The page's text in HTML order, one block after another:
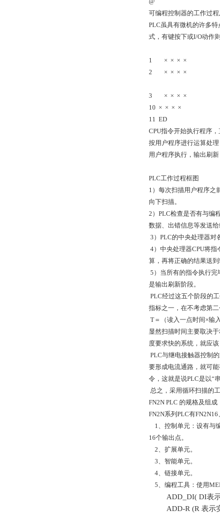
可编程控制器的工作过
PLC虽具有微机的许多
式，有键按下或I/O动作
1 × × × ×
2 × × × ×
3 × × × ×
10 × × × ×
11 ED
CPU指令开始执行程序
按用户程序进行运算处
用户程序执行，输出刷
PLC工作过程框图
1）每次扫描用户程序之
向下扫描。
2）PLC检查是否有与编
数据、出错信息等发送
3）PLC的中央处理器对
4）中央处理器CPU将
算，再将正确的结果送
5）当所有的指令执行
是输出刷新阶段。
PLC经过这五个阶段的
指标之一，在不考虑第
T＝（读入一点时间×输
显然扫描时间主要取决
度要求快的系统，就应
PLC与继电接触器控制
要形成电流通路，就可
令，这就是说PLC是以“
总之，采用循环扫描的
FN2N PLC 的规格及组成
FN2N系列PLC有
1、控制单元：设有与
16个输出点。
2、扩展单元。
3、智能单元。
4、链接单元。
5、编程工具：使用
ADD_DI( DI表示
ADD-R (R 表示